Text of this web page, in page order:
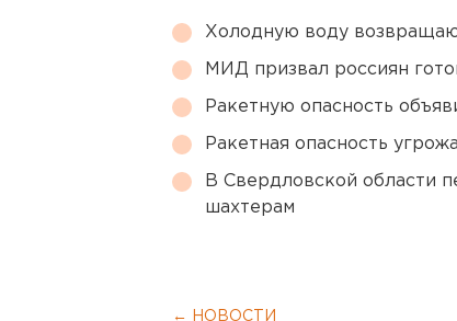
Холодную воду
МИД призвал россиян
Ракетную опасность
Ракетная опасность
В Свердловской области
шахтерам
← НОВОСТИ